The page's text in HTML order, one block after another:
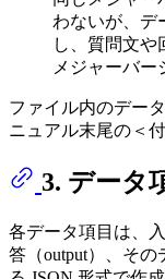
わないが、デ
し、質問文や
メジャーバー
ファイル内のデー
ニュアル末尾の＜
3. データ
各データ項目は、
答（output）、その